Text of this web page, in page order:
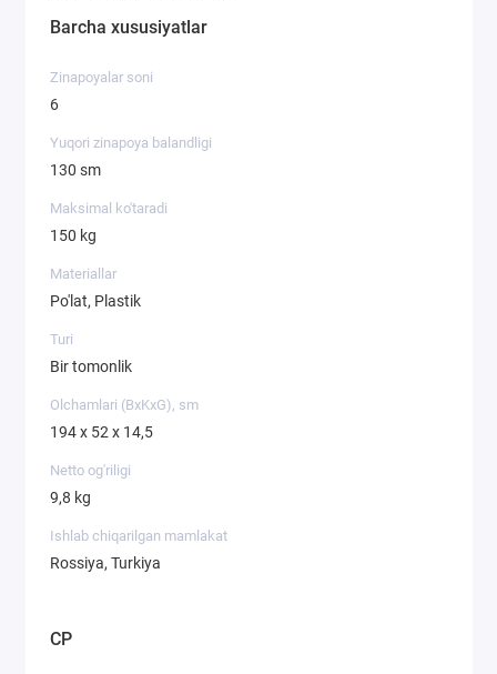
Barcha xususiyatlar
Zinapoyalar soni
6
Yuqori zinapoya balandligi
130 sm
Maksimal ko'taradi
150 kg
Materiallar
Po'lat, Plastik
Turi
Bir tomonlik
Olchamlari (BxKxG), sm
194 х 52 х 14,5
Netto og'riligi
9,8 kg
Ishlab chiqarilgan mamlakat
Rossiya, Turkiya
CP